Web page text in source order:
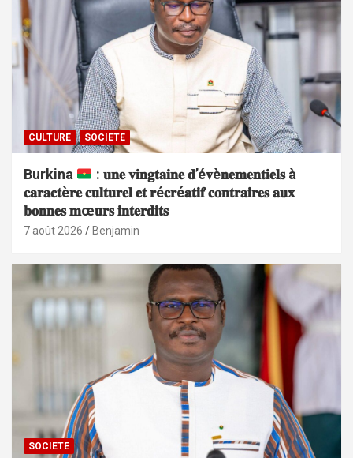
CULTURE SOCIETE
Burkina
: 𝐮𝐧𝐞 𝐯𝐢𝐧𝐠𝐭𝐚𝐢𝐧𝐞 𝐝’é𝐯è𝐧𝐞𝐦𝐞𝐧𝐭𝐢𝐞𝐥𝐬 à
𝐜𝐚𝐫𝐚𝐜𝐭è𝐫𝐞 𝐜𝐮𝐥𝐭𝐮𝐫𝐞𝐥 𝐞𝐭 𝐫é𝐜𝐫é𝐚𝐭𝐢𝐟 𝐜𝐨𝐧𝐭𝐫𝐚𝐢𝐫𝐞𝐬 𝐚𝐮𝐱
𝐛𝐨𝐧𝐧𝐞𝐬 𝐦œ𝐮𝐫𝐬 𝐢𝐧𝐭𝐞𝐫𝐝𝐢𝐭𝐬
7 août 2026 Benjamin
SOCIETE